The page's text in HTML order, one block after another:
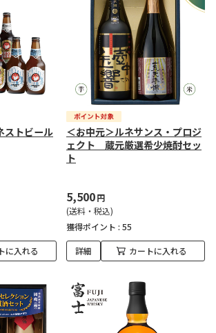
ストビール
に入れる
＜お中元＞ルネサンス・プロジ
ェクト 蔵元厳選希少焼酎セッ
ト
5,500円
(送料・税込)
獲得ポイント : 55
詳細 カートに入れる